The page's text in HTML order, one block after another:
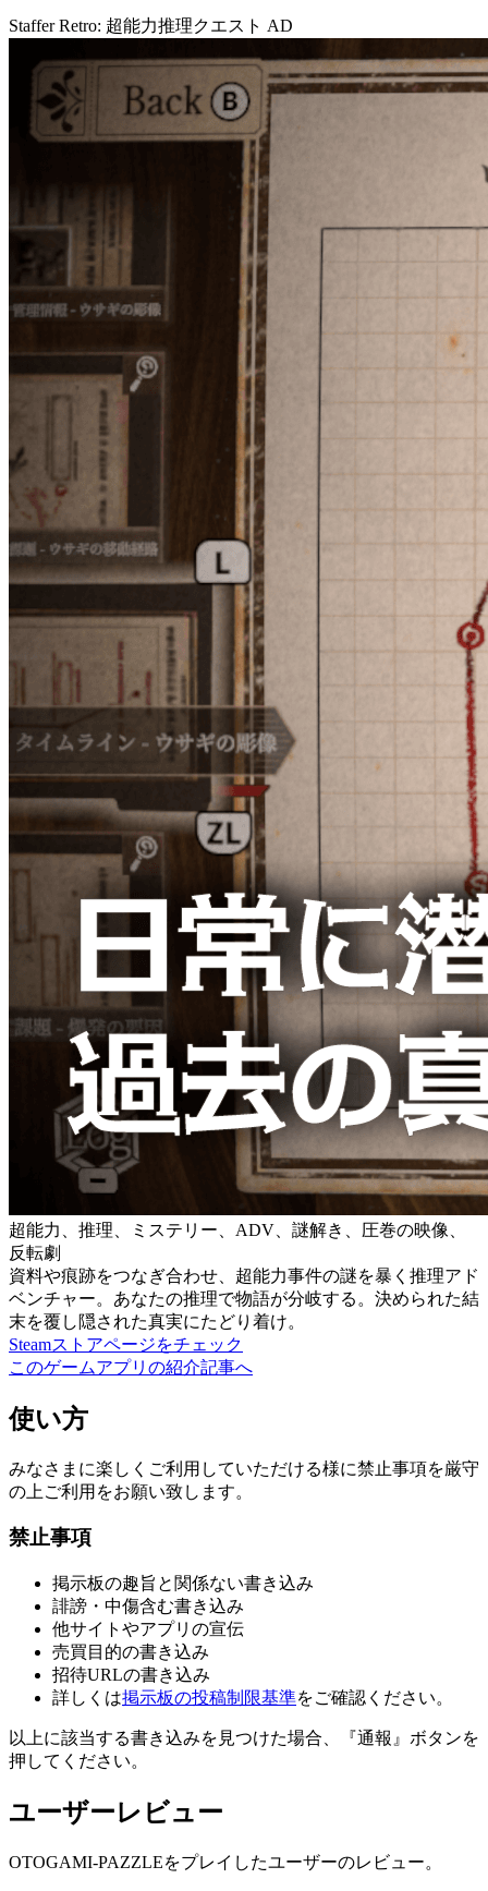
Staffer Retro: 超能力推理クエスト AD
超能力、推理、ミステリー、ADV、謎解き、圧巻の映像、
反転劇
資料や痕跡をつなぎ合わせ、超能力事件の謎を暴く推理アド
ベンチャー。あなたの推理で物語が分岐する。決められた結
末を覆し隠された真実にたどり着け。
Steamストアページをチェック
このゲームアプリの紹介記事へ
使い方
みなさまに楽しくご利用していただける様に禁止事項を厳守
の上ご利用をお願い致します。
禁止事項
掲示板の趣旨と関係ない書き込み
誹謗・中傷含む書き込み
他サイトやアプリの宣伝
売買目的の書き込み
招待URLの書き込み
詳しくは掲示板の投稿制限基準をご確認ください。
以上に該当する書き込みを見つけた場合、
『通報』ボタンを
押してください。
ユーザーレビュー
OTOGAMI-PAZZLEをプレイしたユーザーのレビュー。